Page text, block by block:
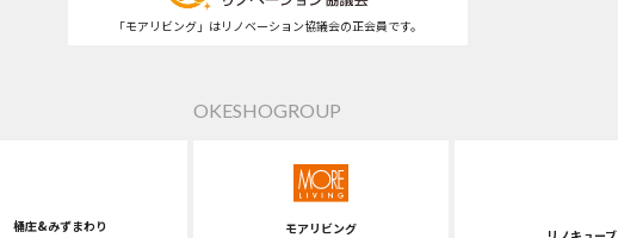
「モアリビング」はリノベーション協議会の正会員です。
OKESHOGROUP
桶庄&みずまわり モアリビング